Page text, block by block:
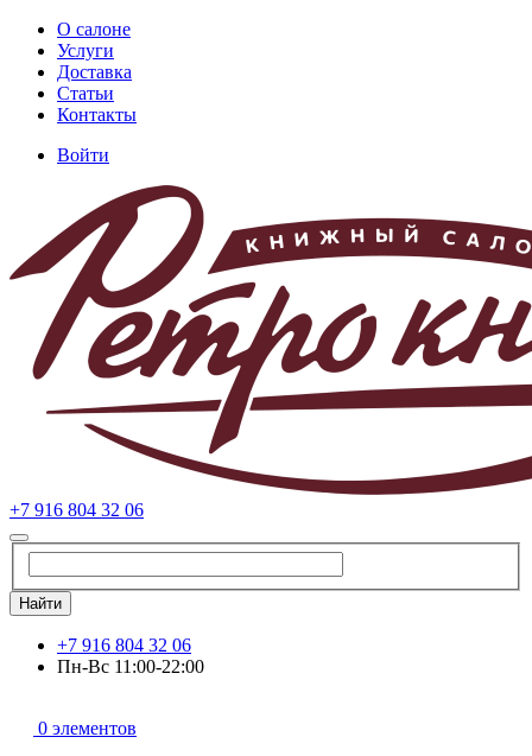
Перейти
основному
содержанию
Основная
навигация
О салоне
Услуги
Доставка
Статьи
Контакты
учётной
записи
пользователя
Войти
+7 916 804 32 06
Найти
+7 916 804 32 06
Пн-Вс 11:00-22:00
0 элементов